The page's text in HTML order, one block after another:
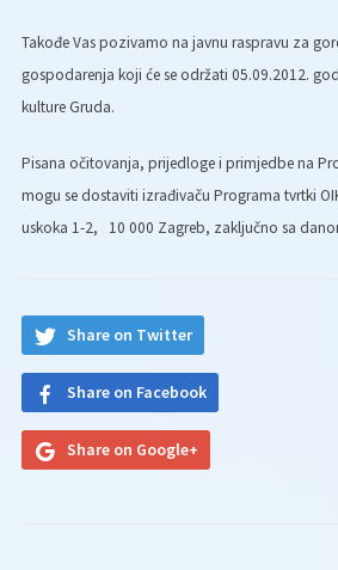
Takođe Vas pozivamo na javnu raspravu za
gospodarenja koji će se održati 05.09.2012.
kulture Gruda.
Pisana očitovanja, prijedloge i primjedbe na
mogu se dostaviti izrađivaču Programa tvrtki
uskoka 1-2, 10 000 Zagreb, zaključno sa
Share on Twitter
Share on Facebook
Share on Google+